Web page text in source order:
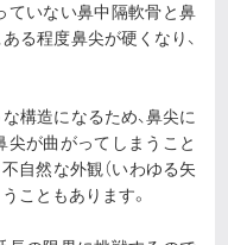
ていない鼻中隔軟骨と鼻
る程度鼻尖が硬くなり、
構造になるため、鼻尖に
尖が曲がってしまうこと
自然な外観（いわゆる矢
こともあります。